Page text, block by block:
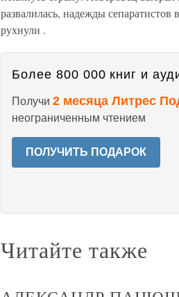
развалилась, надежды сепаратистов
рухнули .
Более 800 000 книг и
Получи 2 месяца Литрес
неограниченным чтением
ПОЛУЧИТЬ ПОДАРОК
Читайте также